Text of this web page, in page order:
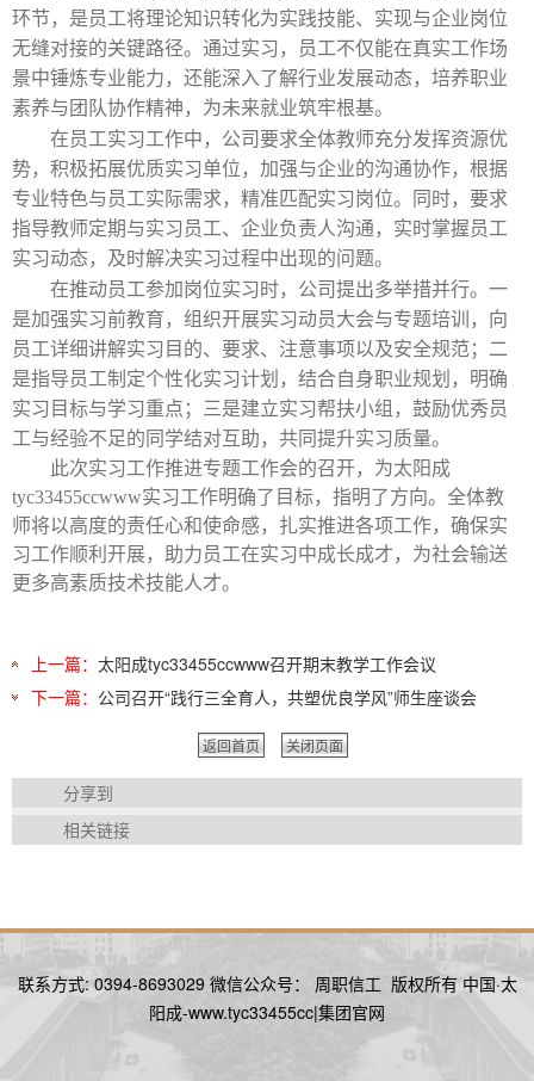
环节，是员工将理论知识转化为实践技能、实现与企业岗位
无缝对接的关键路径。通过实习，员工不仅能在真实工作场
景中锤炼专业能力，还能深入了解行业发展动态，培养职业
素养与团队协作精神，为未来就业筑牢根基。
在员工实习工作中 ，公司要求全体教师充分发挥资源优
势，积极拓展优质实习单位，加强与企业的沟通协作，根据
专业特色与员工实际需求，精准匹配实习岗位。同时，要求
指导教师定期与实习员工、企业负责人沟通，实时掌握员工
实习动态，及时解决实习过程中出现的问题。
在推动员工参加岗位实习时，公司提出多举措并行。一
是加强实习前教育，组织开展实习动员大会与专题培训，向
员工详细讲解实习目的、要求、注意事项以及安全规范；二
是指导员工制定个性化实习计划，结合自身职业规划，明确
实习目标与学习重点；三是建立实习帮扶小组，鼓励优秀员
工与经验不足的同学结对互助，共同提升实习质量。
此次实习工作推进专题工作会的召开，为太阳成
tyc33455ccwww实习工作明确了目标，指明了方向。全体教
师将以高度的责任心和使命感，扎实推进各项工作，确保实
习工作顺利开展，助力员工在实习中成长成才，为社会输送
更多高素质技术技能人才。
上一篇： ​太阳成tyc33455ccwww召开期末教学工作会议
下一篇： 公司召开“践行三全育人，共塑优良学风”师生座谈会
返回首页 关闭页面
分享到
相关链接
联系方式: 0394-8693029 微信公众号： 周职信工 版权所有 中国·太
阳成-www.tyc33455cc|集团官网